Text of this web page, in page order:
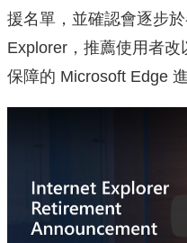
援名單，並確認會逐步
Explorer，推薦使用者
保障的 Microsoft Edge 進